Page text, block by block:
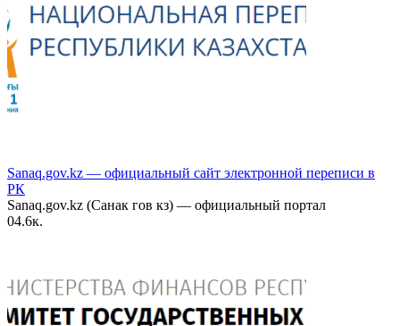
Sanaq.gov.kz — официальный сайт электронной переписи в
РК
Sanaq.gov.kz (Санак гов кз) — официальный портал
04.6к.